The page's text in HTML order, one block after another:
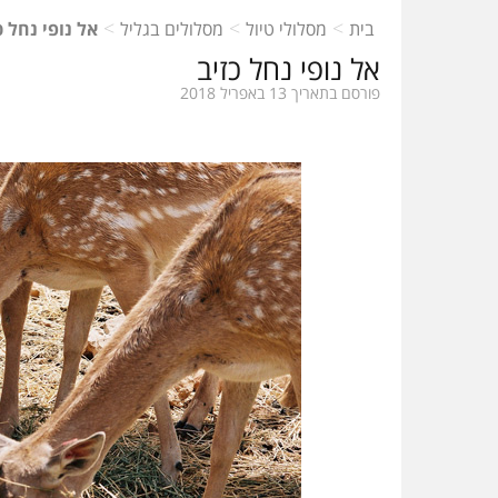
בית > מסלולי טיול > מסלולים בגליל > אל נופי נחל
אל נופי נחל כזיב
פורסם בתאריך 13 באפריל 2018